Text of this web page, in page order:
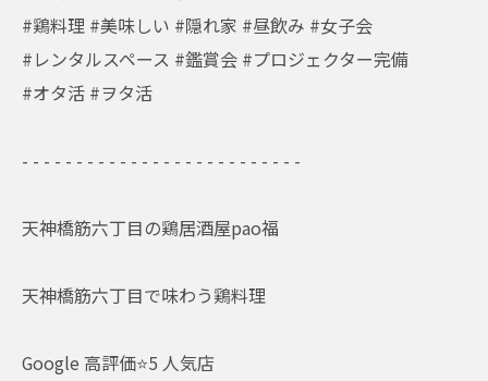
#鶏料理 #美味しい #隠れ家 #昼飲み #女子会
#レンタルスペース #鑑賞会 #プロジェクター完備
#オタ活 #ヲタ活
- - - - - - - - - - - - - - - - - - - - - - - - - -
天神橋筋六丁目の鶏居酒屋pao福
天神橋筋六丁目で味わう鶏料理
Google 高評価⭐️5 人気店